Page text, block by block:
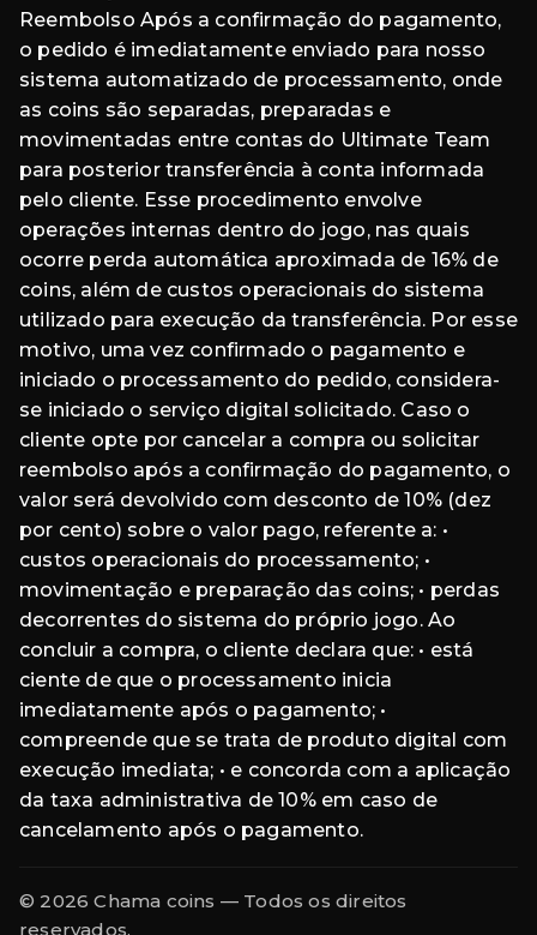
Reembolso Após a confirmação do pagamento,
o pedido é imediatamente enviado para nosso
sistema automatizado de processamento, onde
as coins são separadas, preparadas e
movimentadas entre contas do Ultimate Team
para posterior transferência à conta informada
pelo cliente. Esse procedimento envolve
operações internas dentro do jogo, nas quais
ocorre perda automática aproximada de 16% de
coins, além de custos operacionais do sistema
utilizado para execução da transferência. Por esse
motivo, uma vez confirmado o pagamento e
iniciado o processamento do pedido, considera-
se iniciado o serviço digital solicitado. Caso o
cliente opte por cancelar a compra ou solicitar
reembolso após a confirmação do pagamento, o
valor será devolvido com desconto de 10% (dez
por cento) sobre o valor pago, referente a: •
custos operacionais do processamento; •
movimentação e preparação das coins; • perdas
decorrentes do sistema do próprio jogo. Ao
concluir a compra, o cliente declara que: • está
ciente de que o processamento inicia
imediatamente após o pagamento; •
compreende que se trata de produto digital com
execução imediata; • e concorda com a aplicação
da taxa administrativa de 10% em caso de
cancelamento após o pagamento.
© 2026 Chama coins — Todos os direitos
reservados.